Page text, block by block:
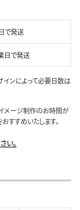
で発送
日で発送
インによって必要日数は
メージ制作のお時間が
すすめいたします。
い。